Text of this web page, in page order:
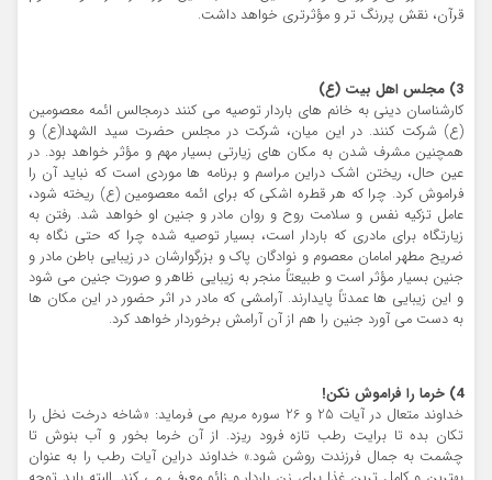
قرآن، نقش پررنگ تر و مؤثرتري خواهد داشت.
3) مجلس اهل بيت (ع)
کارشناسان ديني به خانم هاي باردار توصيه مي کنند درمجالس ائمه معصومين
(ع) شرکت کنند. در اين ميان، شرکت در مجلس حضرت سيد الشهدا(ع) و
همچنين مشرف شدن به مکان هاي زيارتي بسيار مهم و مؤثر خواهد بود. در
عين حال، ريختن اشک دراين مراسم و برنامه ها موردي است که نبايد آن را
فراموش کرد. چرا که هر قطره اشکي که براي ائمه معصومين (ع) ريخته شود،
عامل تزکيه نفس و سلامت روح و روان مادر و جنين او خواهد شد. رفتن به
زيارتگاه براي مادري که باردار است، بسيار توصيه شده چرا که حتي نگاه به
ضريح مطهر امامان معصوم و نوادگان پاک و بزرگوارشان در زيبايي باطن مادر و
جنين بسيار مؤثر است و طبيعتاً منجر به زيبايي ظاهر و صورت جنين مي شود
و اين زيبايي ها عمدتاً پايدارند. آرامشي که مادر در اثر حضور در اين مکان ها
به دست مي آورد جنين را هم از آن آرامش برخوردار خواهد کرد.
4) خرما را فراموش نکن!
خداوند متعال در آيات 25 و 26 سوره مريم مي فرمايد: «شاخه درخت نخل را
تکان بده تا برايت رطب تازه فرود ريزد. از آن خرما بخور و آب بنوش تا
چشمت به جمال فرزندت روشن شود.» خداوند دراين آيات رطب را به عنوان